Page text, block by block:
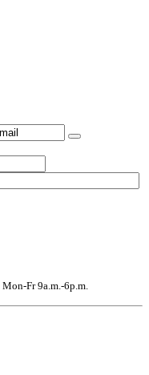
Mon-Fr 9a.m.-6p.m.